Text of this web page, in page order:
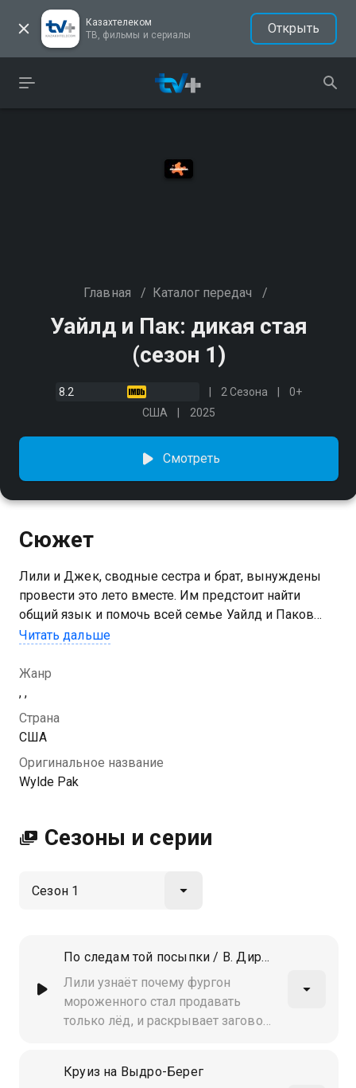
Казахтелеком
ТВ, фильмы и сериалы
Открыть
Главная / Каталог передач /
Уайлд и Пак: дикая стая
(сезон 1)
8.2 2 Сезона
0+
США
2025
Смотреть
Сюжет
Лили и Джек, сводные сестра и брат, вынуждены
провести это лето вместе. Им предстоит найти
общий язык и помочь всей семье Уайлд и Паков
управиться с их беспорядочным бизнесом по уходу
дикая стая вы можете совершенно бесплатно в
хорошем HD качестве на Казахтелеком
Читать дальше
Жанр
, ,
Страна
США
Оригинальное название
Wylde Pak
Сезоны и серии
По следам той посыпки / В. Дирк из Каньон-Велли
Лили узнаёт почему фургон
мороженного стал продавать
только лёд, и раскрывает заговор.
города, и Мин возвращается к
Круиз на Выдро-Берег